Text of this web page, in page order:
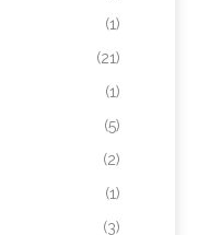
(1)
(21)
(1)
(5)
(2)
(1)
(3)